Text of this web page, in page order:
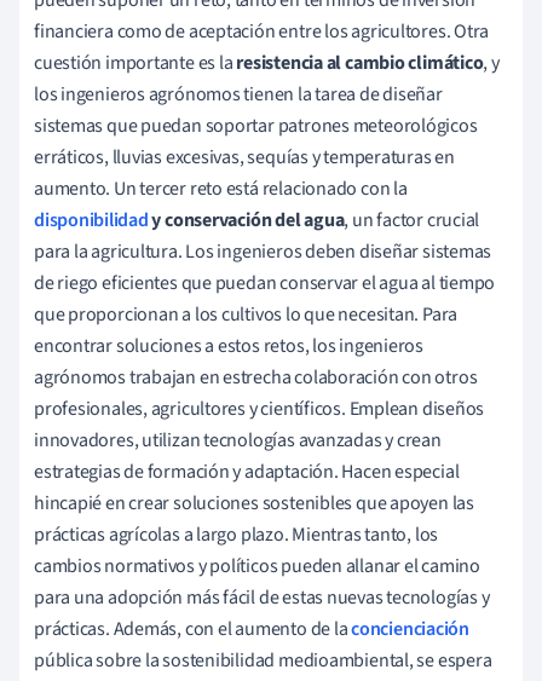
financiera como de aceptación entre los agricultores. Otra
cuestión importante es laresistencia al cambio climático, y
los ingenieros agrónomos tienen la tarea de diseñar
sistemas que puedan soportar patrones meteorológicos
erráticos, lluvias excesivas, sequías y temperaturas en
aumento. Un tercer reto está relacionado con la
disponibilidady conservación del agua, un factor crucial
para la agricultura. Los ingenieros deben diseñar sistemas
de riego eficientes que puedan conservar el agua al tiempo
que proporcionan a los cultivos lo que necesitan. Para
encontrar soluciones a estos retos, los ingenieros
agrónomos trabajan en estrecha colaboración con otros
profesionales, agricultores y científicos. Emplean diseños
innovadores, utilizan tecnologías avanzadas y crean
estrategias de formación y adaptación. Hacen especial
hincapié en crear soluciones sostenibles que apoyen las
prácticas agrícolas a largo plazo. Mientras tanto, los
cambios normativos y políticos pueden allanar el camino
para una adopción más fácil de estas nuevas tecnologías y
prácticas. Además, con el aumento de laconcienciación
pública sobre la sostenibilidad medioambiental, se espera